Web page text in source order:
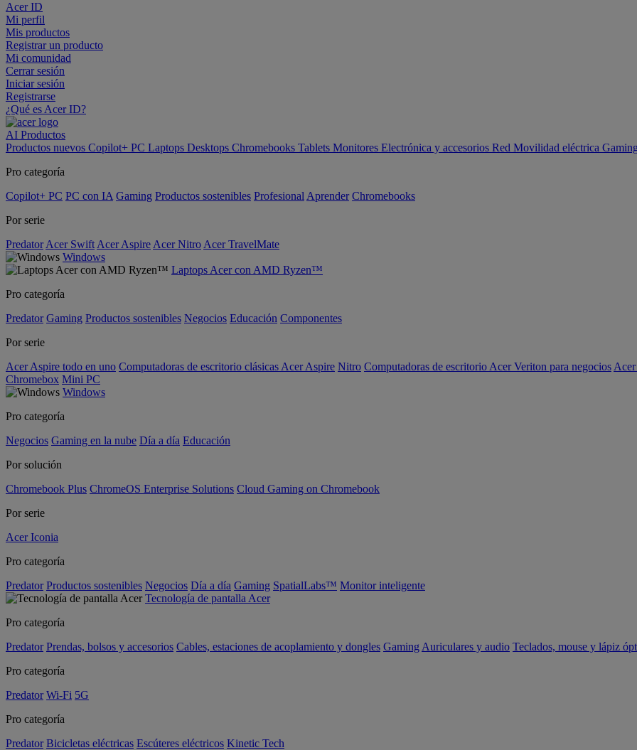
Acer ID
Mi perfil
Mis productos
Registrar un producto
Mi comunidad
Cerrar sesión
Iniciar sesión
Registrarse
¿Qué es Acer ID?
AI Productos
Productos nuevos Copilot+ PC Laptops Desktops Chromebooks Tablets Monitores Electrónica y accesorios Red Movilidad eléctrica
Pro categoría
Copilot+ PC PC con IA Gaming Productos sostenibles Profesional Aprender Chromebooks
Por serie
Predator Acer Swift Acer Aspire Acer Nitro Acer TravelMate
Windows
Laptops Acer con AMD Ryzen™
Pro categoría
Predator Gaming Productos sostenibles Negocios Educación Componentes
Por serie
Acer Aspire todo en uno Computadoras de escritorio clásicas Acer Aspire Nitro Computadoras de escritorio Acer Veriton para negocios
Chromebox Mini PC
Windows
Pro categoría
Negocios Gaming en la nube Día a día Educación
Por solución
Chromebook Plus ChromeOS Enterprise Solutions Cloud Gaming on Chromebook
Por serie
Acer Iconia
Pro categoría
Predator Productos sostenibles Negocios Día a día Gaming SpatialLabs™ Monitor inteligente
Tecnología de pantalla Acer
Pro categoría
Predator Prendas, bolsos y accesorios Cables, estaciones de acoplamiento y dongles Gaming Auriculares y audio Teclados, mouse y lápiz
Pro categoría
Predator Wi-Fi 5G
Pro categoría
Predator Bicicletas eléctricas Escúteres eléctricos Kinetic Tech